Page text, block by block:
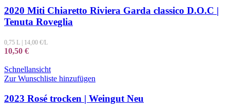
2020 Miti Chiaretto Riviera Garda classico D.O.C |
Tenuta Roveglia
0,75 L | 14,00 €/L
10,50 €
Schnellansicht
Zur Wunschliste hinzufügen
2023 Rosé trocken | Weingut Neu